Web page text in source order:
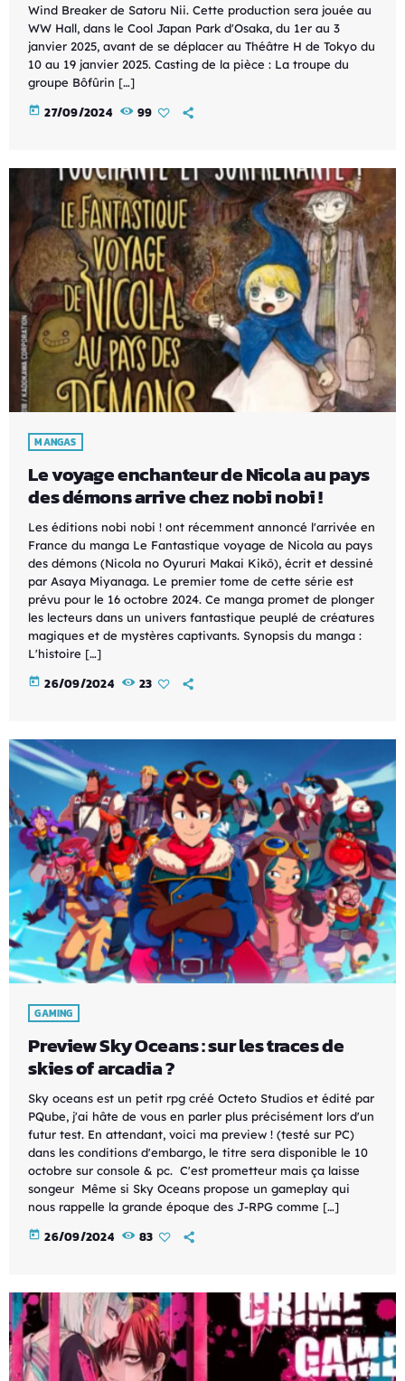
Wind Breaker de Satoru Nii. Cette production sera jouée au
WW Hall, dans le Cool Japan Park d'Osaka, du 1er au 3
janvier 2025, avant de se déplacer au Théâtre H de Tokyo du
10 au 19 janvier 2025. Casting de la pièce : La troupe du
groupe Bôfûrin […]
today 27/09/2024 99
MANGAS
Le voyage enchanteur de Nicola au pays
des démons arrive chez nobi nobi !
Les éditions nobi nobi ! ont récemment annoncé l'arrivée en
France du manga Le Fantastique voyage de Nicola au pays
des démons (Nicola no Oyururi Makai Kikō), écrit et dessiné
par Asaya Miyanaga. Le premier tome de cette série est
prévu pour le 16 octobre 2024. Ce manga promet de plonger
les lecteurs dans un univers fantastique peuplé de créatures
magiques et de mystères captivants. Synopsis du manga :
L'histoire […]
today 26/09/2024 23
GAMING
Preview Sky Oceans : sur les traces de
skies of arcadia ?
Sky oceans est un petit rpg créé Octeto Studios et édité par
PQube, j'ai hâte de vous en parler plus précisément lors d'un
futur test. En attendant, voici ma preview ! (testé sur PC)
dans les conditions d'embargo, le titre sera disponible le 10
octobre sur console & pc. C'est prometteur mais ça laisse
songeur Même si Sky Oceans propose un gameplay qui
nous rappelle la grande époque des J-RPG comme […]
today 26/09/2024 83